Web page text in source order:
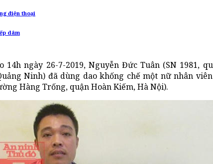
điện thoại
dâm
ngày 26-7-2019, Nguyễn Đức Tuân (SN 1981,
Ninh) đã dùng dao khống chế một nữ nhân
Hàng Trống, quận Hoàn Kiếm, Hà Nội).